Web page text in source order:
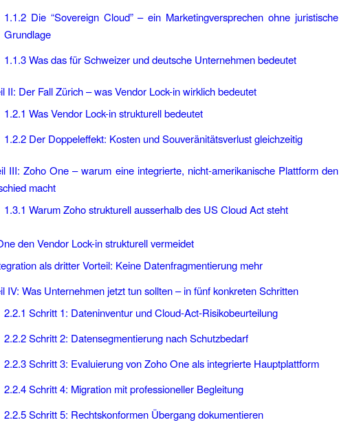
1.1.2Die “Sovereign Cloud” – ein Marketingversprechen ohne juristische
Grundlage
1.1.3Was das für Schweizer und deutsche Unternehmen bedeutet
II: Der Fall Zürich – was Vendor Lock-in wirklich bedeutet
1.2.1 Was Vendor Lock-in strukturell bedeutet
1.2.2Der Doppeleffekt: Kosten und Souveränitätsverlust gleichzeitig
III: Zoho One – warum eine integrierte, nicht-amerikanische Plattform den
macht
1.3.1 Warum Zoho strukturell ausserhalb des US Cloud Act steht
den Vendor Lock-in strukturell vermeidet
als dritter Vorteil: Keine Datenfragmentierung mehr
IV: Was Unternehmen jetzt tun sollten – in fünf konkreten Schritten
2.2.1 Schritt 1: Dateninventur und Cloud-Act-Risikobeurteilung
2.2.2Schritt 2: Datensegmentierung nach Schutzbedarf
2.2.3Schritt 3: Evaluierung von Zoho One als integrierte Hauptplattform
2.2.4Schritt 4: Migration mit professioneller Begleitung
2.2.5Schritt 5: Rechtskonformen Übergang dokumentieren